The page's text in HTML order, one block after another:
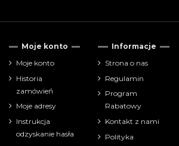
Moje konto
Moje konto
Historia
zamówień
Moje adresy
Instrukcja
odzyskanie hasła
Informacje
Strona o nas
Regulamin
Program
Rabatowy
Kontakt z nami
Polityka